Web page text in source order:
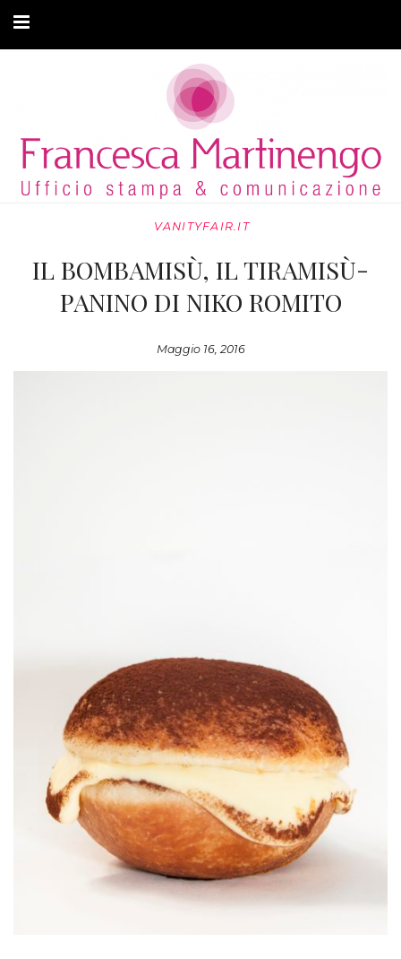
ARTICOLI
MODA ADATTIVA
PRIVACY
VANITYFAIR.IT
IL BOMBAMISÙ, IL TIRAMISÙ-
PANINO DI NIKO ROMITO
Maggio 16, 2016